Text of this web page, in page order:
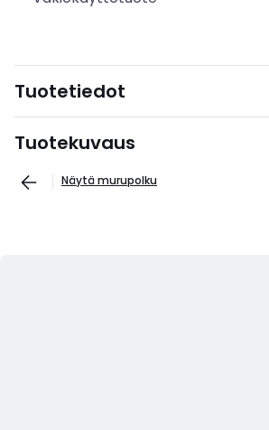
Tuotetiedot
Tuotekuvaus
Näytä murupolku